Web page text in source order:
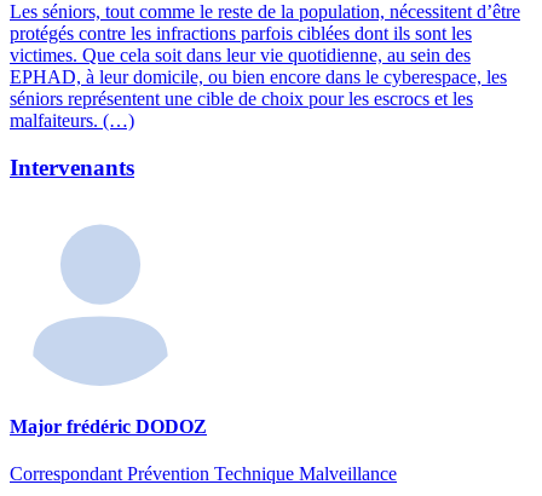
Les séniors, tout comme le reste de la population, nécessitent d’être
protégés contre les infractions parfois ciblées dont ils sont les
victimes. Que cela soit dans leur vie quotidienne, au sein des
EPHAD, à leur domicile, ou bien encore dans le cyberespace, les
séniors représentent une cible de choix pour les escrocs et les
malfaiteurs. (…)
Intervenants
Major frédéric DODOZ
Correspondant Prévention Technique Malveillance